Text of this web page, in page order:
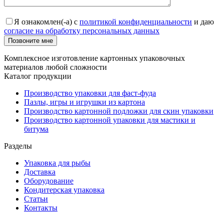
Я ознакомлен(-а) с политикой конфиденциальности и даю
согласие на обработку персональных данных
Позвоните мне
Комплексное изготовление картонных упаковочных
материалов любой сложности
Каталог продукции
Производство упаковки для фаст-фуда
Пазлы, игры и игрушки из картона
Производство картонной подложки для скин упаковки
Производство картонной упаковки для мастики и
битума
Разделы
Упаковка для рыбы
Доставка
Оборудование
Кондитерская упаковка
Статьи
Контакты